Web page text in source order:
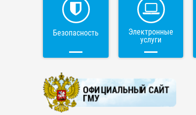
Безопасность
Электронные
услуги